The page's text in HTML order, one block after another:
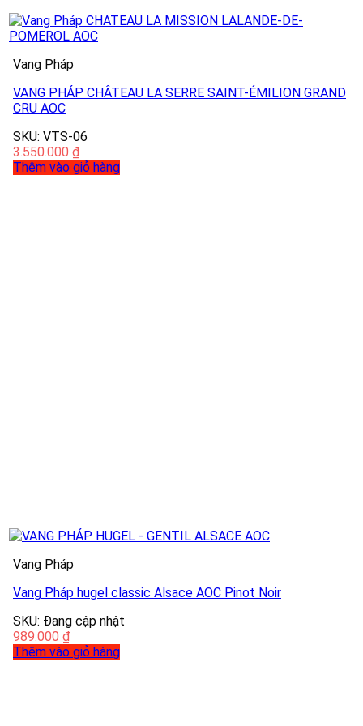
Vang Pháp
VANG PHÁP CHÂTEAU LA SERRE SAINT-ÉMILION GRAND
CRU AOC
SKU: VTS-06
3.550.000 ₫
Thêm vào giỏ hàng
Vang Pháp
Vang Pháp hugel classic Alsace AOC Pinot Noir
SKU: Đang cập nhật
989.000 ₫
Thêm vào giỏ hàng